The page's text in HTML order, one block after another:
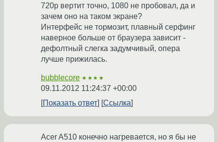
720p вертит точно, 1080 не пробовал, да и
зачем оно на таком экране?
Интерфейс не тормозит, плавный серфинг
наверное больше от браузера зависит -
дефолтный слегка задумчивый, опера
лучше прижилась.
bubblecore ★★★★
09.11.2012 11:24:37 +00:00
Показать ответ
Ссылка
Acer A510 конечно нагревается, но я бы не